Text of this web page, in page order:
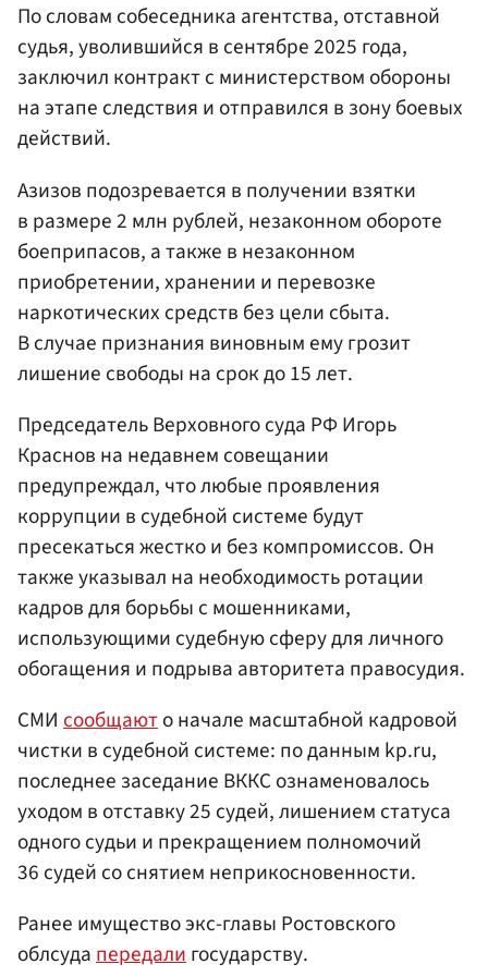
По словам собеседника агентства, отставной
судья, уволившийся в сентябре 2025 года,
заключил контракт с министерством обороны
на этапе следствия и отправился в зону боевых
действий.
Азизов подозревается в получении взятки
в размере 2 млн рублей, незаконном обороте
боеприпасов, а также в незаконном
приобретении, хранении и перевозке
наркотических средств без цели сбыта.
В случае признания виновным ему грозит
лишение свободы на срок до 15 лет.
Председатель Верховного суда РФ Игорь
Краснов на недавнем совещании
предупреждал, что любые проявления
коррупции в судебной системе будут
пресекаться жестко и без компромиссов. Он
также указывал на необходимость ротации
кадров для борьбы с мошенниками,
использующими судебную сферу для личного
обогащения и подрыва авторитета правосудия.
СМИ сообщаюто начале масштабной кадровой
чистки в судебной системе: по данным kp.ru,
последнее заседание ВККС ознаменовалось
уходом в отставку 25 судей, лишением статуса
одного судьи и прекращением полномочий
36 судей со снятием неприкосновенности.
Ранее имущество экс-главы Ростовского
облсудапередалигосударству.